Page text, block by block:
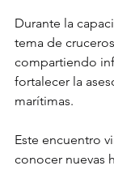
Durante la
tema de
compartiendo
fortalecer la
marítimas.
Este encuentro
conocer nuevas